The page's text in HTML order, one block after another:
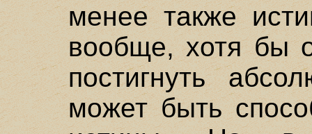
менее также
вообще, хотя бы
постигнуть
может быть